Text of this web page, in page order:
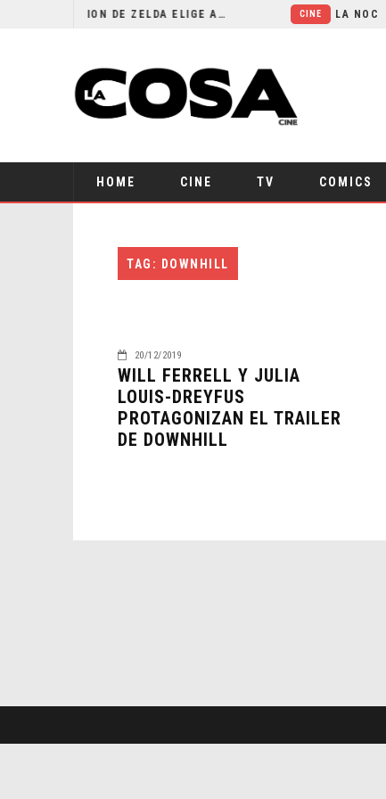
EL LIVE-ACTION DE ZELDA ELIGE A SU VILLANO
HOME CINE TV COMICS
TAG: DOWNHILL
20/12/2019
WILL FERRELL Y JULIA
LOUIS-DREYFUS
PROTAGONIZAN EL TRAILER
DE DOWNHILL